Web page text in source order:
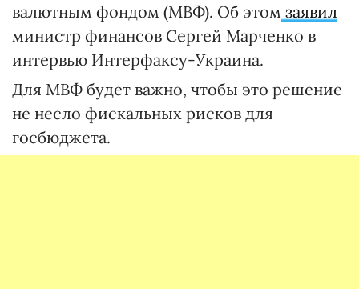
валютным фондом (МВФ). Об этом заявил
министр финансов Сергей Марченко в
интервью Интерфаксу-Украина.
Для МВФ будет важно, чтобы это решение
не несло фискальных рисков для
госбюджета.